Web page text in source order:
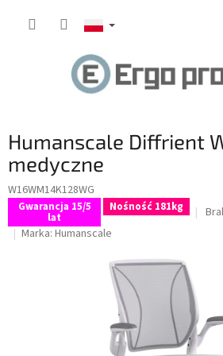
Humanscale Diffrient
medyczne
W16WM14K128WG
Gwarancja 15/5
lat
Nośność 181kg
Marka: Humanscale